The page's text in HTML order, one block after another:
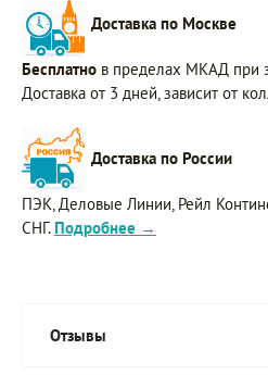
Доставка по Москве
Бесплатно в пределах МКАД при
Доставка от 3 дней, зависит от
Доставка по России
ПЭК, Деловые Линии, Рейл
СНГ. Подробнее →
Отзывы